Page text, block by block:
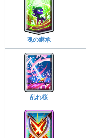
魂の継承
乱れ桜